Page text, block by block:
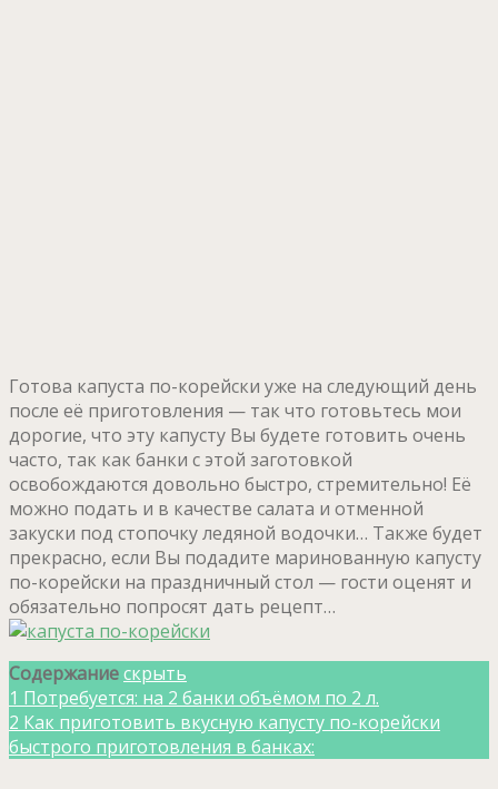
Готова капуста по-корейски уже на следующий день
после её приготовления — так что готовьтесь мои
дорогие, что эту капусту Вы будете готовить очень
часто, так как банки с этой заготовкой
освобождаются довольно быстро, стремительно! Её
можно подать и в качестве салата и отменной
закуски под стопочку ледяной водочки… Также будет
прекрасно, если Вы подадите маринованную капусту
по-корейски на праздничный стол — гости оценят и
обязательно попросят дать рецепт…
Содержаниескрыть
1 Потребуется: на 2 банки объёмом по 2 л.
2 Как приготовить вкусную капусту по-корейски
быстрого приготовления в банках: